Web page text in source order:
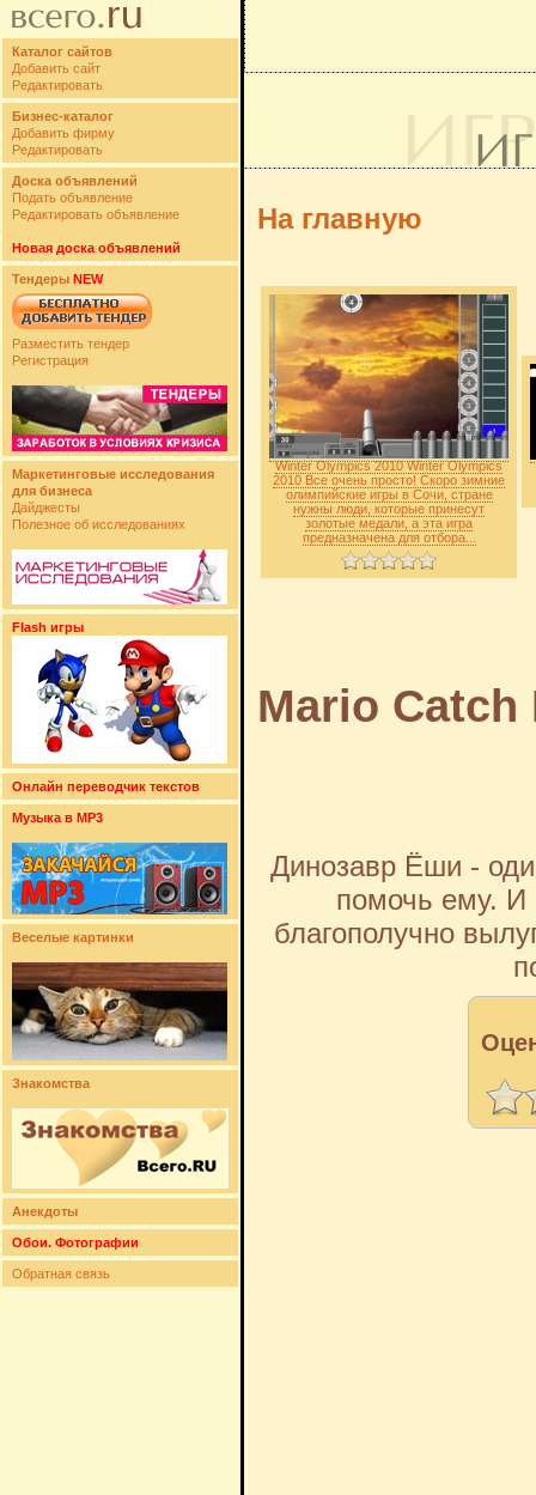
Каталог сайтов
Добавить сайт
Редактировать
Бизнес-каталог
Добавить фирму
Редактировать
Доска объявлений
Подать объявление
Редактировать объявление
Новая доска объявлений
Тендеры NEW
Разместить тендер
Регистрация
Маркетинговые исследования
для бизнеса
Дайджесты
Полезное об исследованиях
Flash игры
Онлайн переводчик текстов
Музыка в MP3
Веселые картинки
Знакомства
Анекдоты
Обои. Фотографии
Обратная связь
На главную
Winter Olympics 2010 Winter Olympics
2010 Все очень просто! Скоро зимние
олимпийские игры в Сочи, стране
нужны люди, которые принесут
золотые медали, а эта игра
предназначена для отбора...
Mario Catch
Динозавр Ёши -
помочь ему.
благополучно